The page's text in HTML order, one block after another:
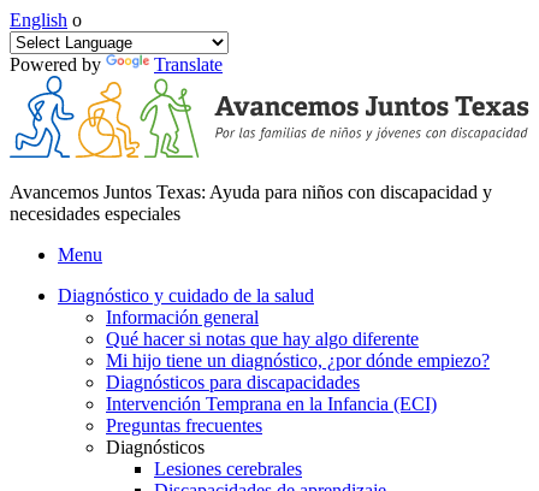
English o
Powered by Translate
Avancemos Juntos Texas: Ayuda para niños con discapacidad y
necesidades especiales
Menu
Diagnóstico y cuidado de la salud
Información general
Qué hacer si notas que hay algo diferente
Mi hijo tiene un diagnóstico, ¿por dónde empiezo?
Diagnósticos para discapacidades
Intervención Temprana en la Infancia (ECI)
Preguntas frecuentes
Diagnósticos
Lesiones cerebrales